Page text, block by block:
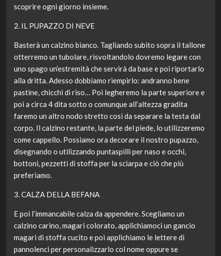
scoprire ogni giorno insieme.
2. IL PUPAZZO DI NEVE
Basterà un calzino bianco. Tagliando subito sopra il tallone
otterremo un tubolare, risvoltandolo dovremo legare con
uno spago un’estremità che servirà da base e poi riportarlo
alla dritta. Adesso dobbiamo riempirlo: andranno bene
pastine, chicchi di riso… Poi legheremo la parte superiore e
poi a circa 4 dita sotto o comunque all’altezza gradita
faremo un altro nodo stretto così da separare la testa dal
corpo. Il calzino restante, la parte del piede, lo utilizzeremo
come cappello. Possiamo ora decorare il nostro pupazzo,
disegnando o utilizzando puntaspilli per naso e occhi,
bottoni, pezzetti di stoffa per la sciarpa e ciò che più
preferiamo.
3. CALZA DELLA BEFANA
E poi l’immancabile calza da appendere. Scegliamo un
calzino carino, magari colorato, applichiamoci un gancio
magari di stoffa cucito e poi applichiamo le lettere di
pannolenci per personalizzarlo col nome oppure se